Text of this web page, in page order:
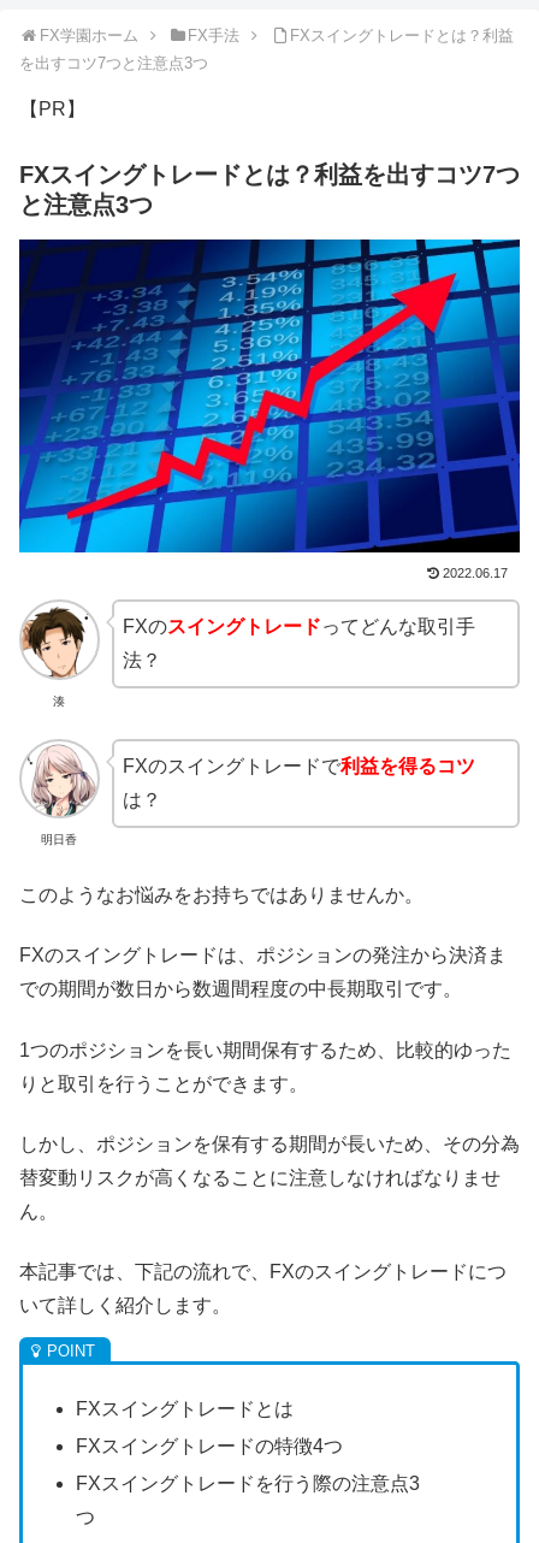
FX学園ホーム FX手法
FXスイングトレードとは？利益
を出すコツ7つと注意点3つ
【PR】
FXスイングトレードとは？利益を出すコツ7つ
と注意点3つ
2022.06.17
湊
FXのスイングトレードってどんな取引手
法？
明日香
FXのスイングトレードで利益を得るコツ
は？
このようなお悩みをお持ちではありませんか。
FXのスイングトレードは、ポジションの発注から決済ま
での期間が数日から数週間程度の中長期取引です。
1つのポジションを長い期間保有するため、比較的ゆった
りと取引を行うことができます。
しかし、ポジションを保有する期間が長いため、その分為
替変動リスクが高くなることに注意しなければなりませ
ん。
本記事では、下記の流れで、FXのスイングトレードにつ
いて詳しく紹介します。
FXスイングトレードとは
FXスイングトレードの特徴4つ
FXスイングトレードを行う際の注意点3
つ